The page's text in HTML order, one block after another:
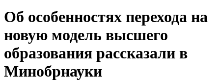
Об особенностях перехода на
новую модель высшего
образования рассказали в
Минобрнауки